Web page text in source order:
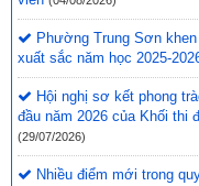
Phường Trung Sơn
xuất sắc năm học 2025-
Hội nghị sơ kết phong
đầu năm 2026 của Khối thi
(29/07/2026)
Nhiều điểm mới trong